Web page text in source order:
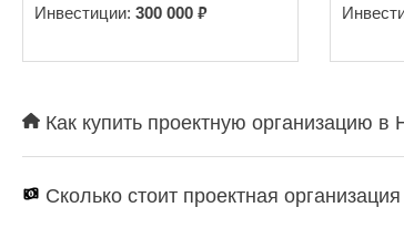
Инвестиции: 300 000 ₽
Как купить проектную организацию
Сколько стоит проектная